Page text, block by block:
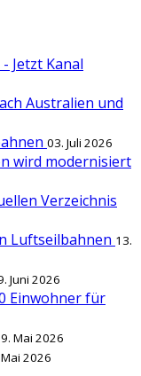
Jetzt Kanal
Australien und
03. Juli 2026
wird modernisiert
Verzeichnis
Luftseilbahnen 13.
Juni 2026
Einwohner für
Mai 2026
2026